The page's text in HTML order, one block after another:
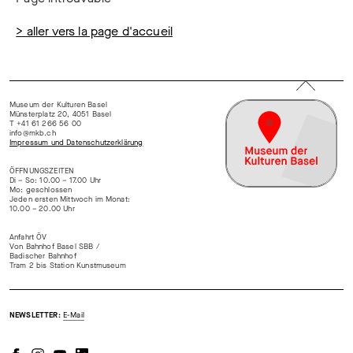
> aller vers la page d'accueil
Museum der Kulturen Basel
Münsterplatz 20, 4051 Basel
T +41 61 266 56 00
info@mkb.ch
Impressum und Datenschutzerklärung
ÖFFNUNGSZEITEN
Di – So: 10.00 – 17.00 Uhr
Mo: geschlossen
Jeden ersten Mittwoch im Monat:
10.00 – 20.00 Uhr
Anfahrt ÖV
Von Bahnhof Basel SBB /
Badischer Bahnhof
Tram 2 bis Station Kunstmuseum
NEWSLETTER: E-Mail